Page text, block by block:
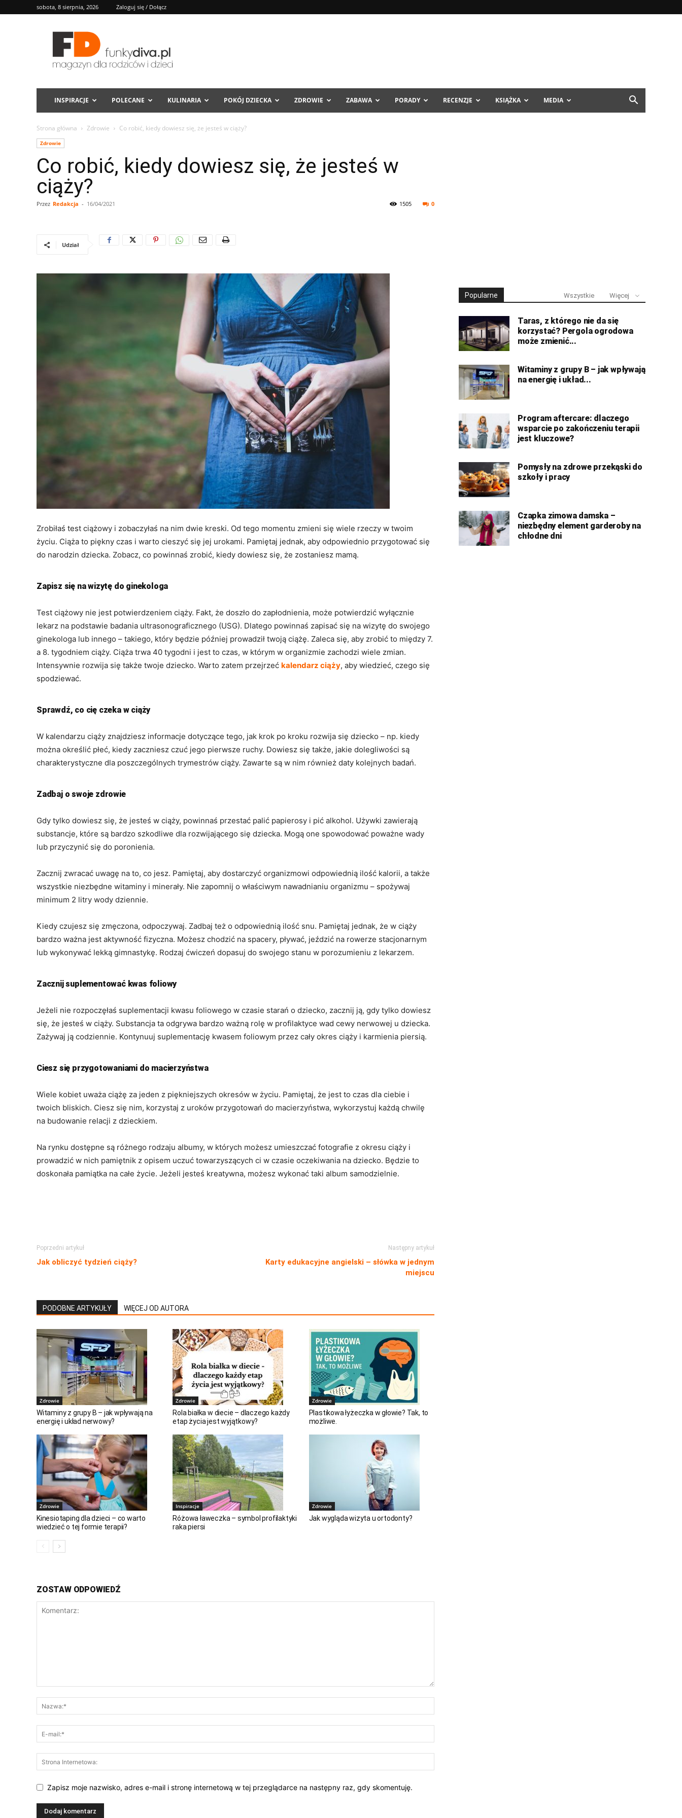
sobota, 8 sierpnia, 2026 Zaloguj się / Dołącz
FD
INSPIRACJE POLECANE KULINARIA POKÓJ DZIECKA ZDROWIE ZABAWA PORADY RECENZJE KSIĄŻKA MEDIA
Strona główna Zdrowie Co robić, kiedy dowiesz się, że jesteś w ciąży?
Zdrowie
Co robić, kiedy dowiesz się, że jesteś w
ciąży?
Przez Redakcja - 16/04/2021 0
1505
Udział
Zrobiłaś test ciążowy i zobaczyłaś na nim dwie kreski. Od tego momentu zmieni się wiele rzeczy w twoim
życiu. Ciąża to piękny czas i warto cieszyć się jej urokami. Pamiętaj jednak, aby odpowiednio przygotować się
do narodzin dziecka. Zobacz, co powinnaś zrobić, kiedy dowiesz się, że zostaniesz mamą.
Zapisz się na wizytę do ginekologa
Test ciążowy nie jest potwierdzeniem ciąży. Fakt, że doszło do zapłodnienia, może potwierdzić wyłącznie
lekarz na podstawie badania ultrasonograficznego (USG). Dlatego powinnaś zapisać się na wizytę do swojego
ginekologa lub innego – takiego, który będzie później prowadził twoją ciążę. Zaleca się, aby zrobić to między 7.
a 8. tygodniem ciąży. Ciąża trwa 40 tygodni i jest to czas, w którym w organizmie zachodzi wiele zmian.
Intensywnie rozwija się także twoje dziecko. Warto zatem przejrzeć kalendarz ciąży, aby wiedzieć, czego się
spodziewać.
Sprawdź, co cię czeka w ciąży
W kalendarzu ciąży znajdziesz informacje dotyczące tego, jak krok po kroku rozwija się dziecko – np. kiedy
można określić płeć, kiedy zaczniesz czuć jego pierwsze ruchy. Dowiesz się także, jakie dolegliwości są
charakterystyczne dla poszczególnych trymestrów ciąży. Zawarte są w nim również daty kolejnych badań.
Zadbaj o swoje zdrowie
Gdy tylko dowiesz się, że jesteś w ciąży, powinnaś przestać palić papierosy i pić alkohol. Używki zawierają
substancje, które są bardzo szkodliwe dla rozwijającego się dziecka. Mogą one spowodować poważne wady
lub przyczynić się do poronienia.
Zacznij zwracać uwagę na to, co jesz. Pamiętaj, aby dostarczyć organizmowi odpowiednią ilość kalorii, a także
wszystkie niezbędne witaminy i minerały. Nie zapomnij o właściwym nawadnianiu organizmu – spożywaj
minimum 2 litry wody dziennie.
Kiedy czujesz się zmęczona, odpoczywaj. Zadbaj też o odpowiednią ilość snu. Pamiętaj jednak, że w ciąży
bardzo ważna jest aktywność fizyczna. Możesz chodzić na spacery, pływać, jeździć na rowerze stacjonarnym
lub wykonywać lekką gimnastykę. Rodzaj ćwiczeń dopasuj do swojego stanu w porozumieniu z lekarzem.
Zacznij suplementować kwas foliowy
Jeżeli nie rozpoczęłaś suplementacji kwasu foliowego w czasie starań o dziecko, zacznij ją, gdy tylko dowiesz
się, że jesteś w ciąży. Substancja ta odgrywa bardzo ważną rolę w profilaktyce wad cewy nerwowej u dziecka.
Zażywaj ją codziennie. Kontynuuj suplementację kwasem foliowym przez cały okres ciąży i karmienia piersią.
Ciesz się przygotowaniami do macierzyństwa
Wiele kobiet uważa ciążę za jeden z piękniejszych okresów w życiu. Pamiętaj, że jest to czas dla ciebie i
twoich bliskich. Ciesz się nim, korzystaj z uroków przygotowań do macierzyństwa, wykorzystuj każdą chwilę
na budowanie relacji z dzieckiem.
Na rynku dostępne są różnego rodzaju albumy, w których możesz umieszczać fotografie z okresu ciąży i
prowadzić w nich pamiętnik z opisem uczuć towarzyszących ci w czasie oczekiwania na dziecko. Będzie to
doskonała pamiątka na całe życie. Jeżeli jesteś kreatywna, możesz wykonać taki album samodzielnie.
Poprzedni artykuł
Jak obliczyć tydzień ciąży?
Następny artykuł
Karty edukacyjne angielski – słówka w jednym
miejscu
PODOBNE ARTYKUŁY WIĘCEJ OD AUTORA
Zdrowie
Witaminy z grupy B – jak wpływają na
energię i układ nerwowy?
Zdrowie
Rola białka w diecie – dlaczego każdy
etap życia jest wyjątkowy?
Zdrowie
Plastikowa łyżeczka w głowie? Tak, to
możliwe.
Zdrowie
Kinesiotaping dla dzieci – co warto
wiedzieć o tej formie terapii?
Inspiracje
Różowa ławeczka – symbol profilaktyki
raka piersi
Zdrowie
Jak wygląda wizyta u ortodonty?
ZOSTAW ODPOWIEDŹ
Zapisz moje nazwisko, adres e-mail i stronę internetową w tej przeglądarce na następny raz, gdy skomentuję.
Popularne Wszystkie Więcej
Taras, z którego nie da się
korzystać? Pergola ogrodowa
może zmienić...
Witaminy z grupy B – jak wpływają
na energię i układ...
Program aftercare: dlaczego
wsparcie po zakończeniu terapii
jest kluczowe?
Pomysły na zdrowe przekąski do
szkoły i pracy
Czapka zimowa damska –
niezbędny element garderoby na
chłodne dni